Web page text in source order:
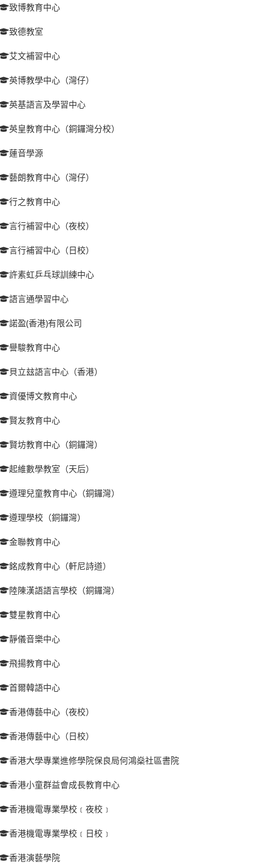
致博教育中心
致德教室
艾文補習中心
英博教學中心（灣仔）
英基語言及學習中心
英皇教育中心（銅鑼灣分校）
蓮音學源
藝朗教育中心（灣仔）
行之教育中心
言行補習中心（夜校）
言行補習中心（日校）
許素虹乒乓球訓練中心
語言通學習中心
諾盈(香港)有限公司
譽駿教育中心
貝立玆語言中心（香港）
資優博文教育中心
賢友教育中心
賢坊教育中心（銅鑼灣）
起維數學教室（天后）
遵理兒童教育中心（銅鑼灣）
遵理學校（銅鑼灣）
金聯教育中心
銘成教育中心（軒尼詩道）
陸陳漢語語言學校（銅鑼灣）
雙星教育中心
靜儀音樂中心
飛揚教育中心
首爾韓語中心
香港傳藝中心（夜校）
香港傳藝中心（日校）
香港大學專業進修學院保良局何鴻燊社區書院
香港小童群益會成長教育中心
香港機電專業學校﹝夜校﹞
香港機電專業學校﹝日校﹞
香港演藝學院